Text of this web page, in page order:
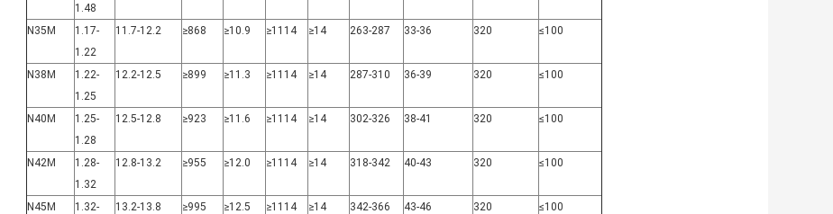
1.48
N35M
1.17-
1.22
11.7-12.2 ≥868 ≥10.9 ≥1114 ≥14 263-287 33-36 320 ≤100
N38M
1.22-
1.25
12.2-12.5 ≥899 ≥11.3 ≥1114 ≥14 287-310 36-39 320 ≤100
N40M
1.25-
1.28
12.5-12.8 ≥923 ≥11.6 ≥1114 ≥14 302-326 38-41 320 ≤100
N42M
1.28-
1.32
12.8-13.2 ≥955 ≥12.0 ≥1114 ≥14 318-342 40-43 320 ≤100
N45M
1.32-
13.2-13.8 ≥995 ≥12.5 ≥1114 ≥14 342-366 43-46 320 ≤100